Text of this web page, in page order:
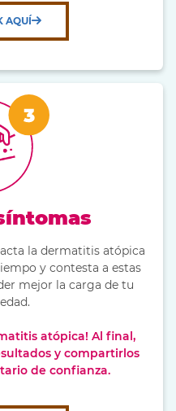
AQUÍ
la dermatitis atópica
y contesta a estas
mejor la carga de tu
atópica! Al final,
y compartirlos
de confianza.